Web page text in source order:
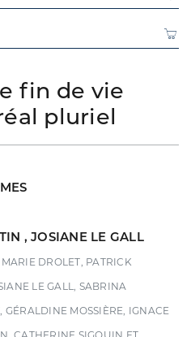
fin de vie
pluriel
, JOSIANE LE GALL
DROLET, PATRICK
LE GALL, SABRINA
MOSSIÈRE, IGNACE